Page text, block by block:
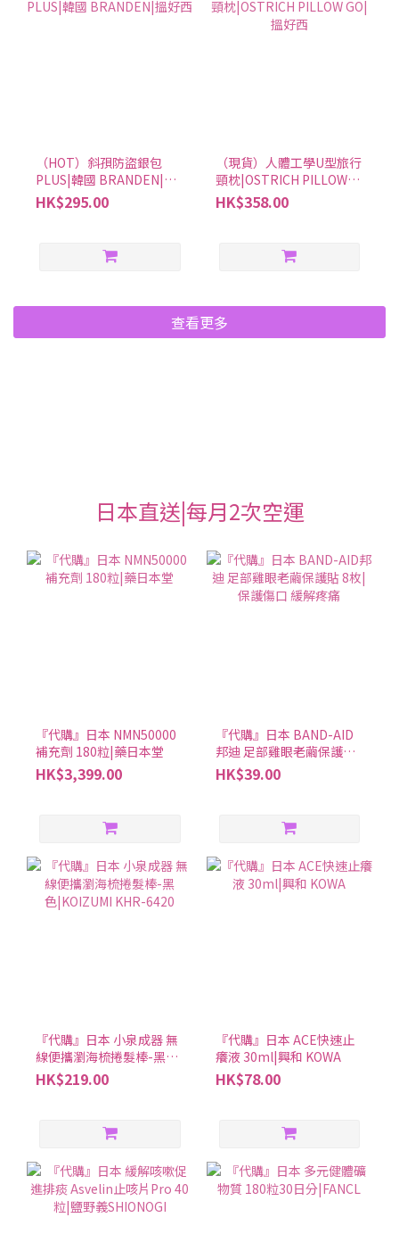
（HOT）斜孭防盜銀包
PLUS|韓國 BRANDEN|搵
好西
HK$295.00
（現貨）人體工學U型旅行
頸枕|OSTRICH PILLOW
GO|搵好西
HK$358.00
查看更多
日本直送|每月2次空運
『代購』日本 NMN50000
補充劑 180粒|藥日本堂
HK$3,399.00
『代購』日本 BAND-AID
邦迪 足部雞眼老繭保護貼
8枚|保護傷口 緩解疼痛
HK$39.00
『代購』日本 小泉成器 無
線便攜瀏海梳捲髮棒-黑
色|KOIZUMI KHR-6420
HK$219.00
『代購』日本 ACE快速止
癢液 30ml|興和 KOWA
HK$78.00